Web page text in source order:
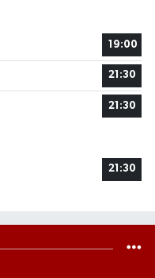
19:00
21:30
21:30
21:30